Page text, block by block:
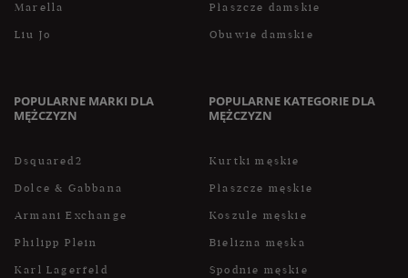
Marella
Liu Jo
Płaszcze damskie
Obuwie damskie
POPULARNE MARKI DLA
MĘŻCZYZN
Dsquared2
Dolce & Gabbana
Armani Exchange
Philipp Plein
Karl Lagerfeld
POPULARNE KATEGORIE DLA
MĘŻCZYZN
Kurtki męskie
Płaszcze męskie
Koszule męskie
Bielizna męska
Spodnie męskie